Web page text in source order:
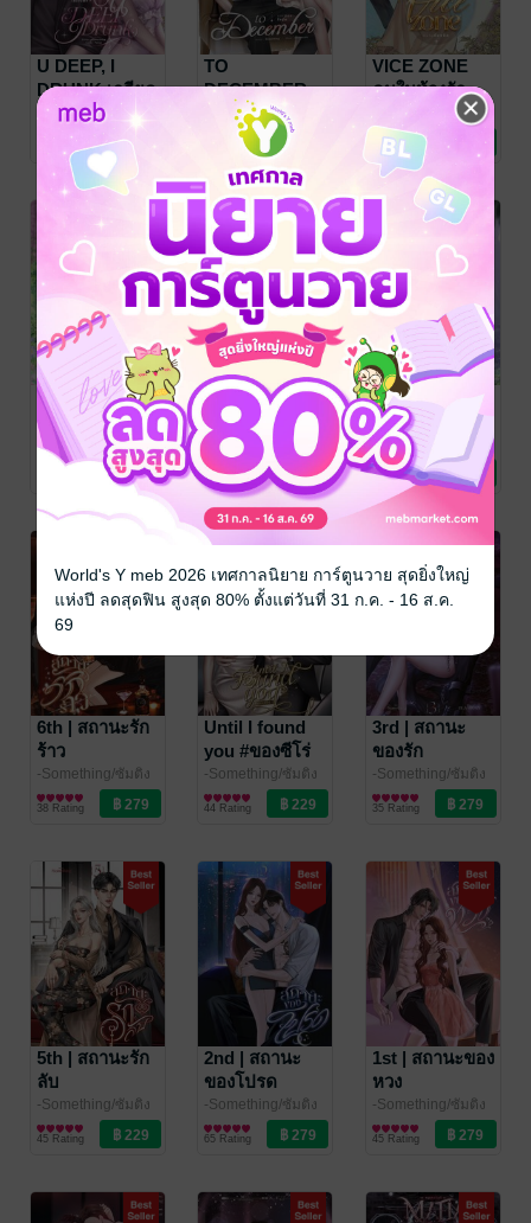
U DEEP, I
DRUNK เกลียด
แบบใดได้เป็น
-Something/ซัมติง
นิยายโรมานซ์
28 Rating
TO
DECEMBER
ขอเพียงไออุ่น
-Something/ซัมติง
นิยายโรมานซ์
36 Rating
VICE ZONE
คนในห้วงรัก
-Something/ซัมติง
นิยายโรมานซ์
38 Rating
After met you
#ฝากใจไว้ที่คุณ
-Something/ซัมติง
นิยายรักวัยรุ่น
7th | สถานะรัก
ร้าย
-Something/ซัมติง
นิยายรักวัยรุ่น
27 Rating
KITE ZONE
คนในอ้อมกอด
-Something/ซัมติง
นิยายรัก
63 Rating
6th | สถานะรัก
ร้าว
-Something/ซัมติง
นิยายรักวัยรุ่น
38 Rating
Until I found
you #ของซีโร่
-Something/ซัมติง
นิยายรักวัยรุ่น
44 Rating
3rd | สถานะ
ของรัก
-Something/ซัมติง
นิยายโรมานซ์
35 Rating
5th | สถานะรัก
ลับ
-Something/ซัมติง
นิยายโรมานซ์
45 Rating
2nd | สถานะ
ของโปรด
-Something/ซัมติง
นิยายโรมานซ์
65 Rating
1st | สถานะของ
หวง
-Something/ซัมติง
นิยายโรมานซ์
45 Rating
World's Y meb 2026 เทศกาลนิยาย การ์ตูนวาย สุดยิ่งใหญ่
แห่งปี ลดสุดฟิน สูงสุด 80% ตั้งแต่วันที่ 31 ก.ค. - 16 ส.ค.
69